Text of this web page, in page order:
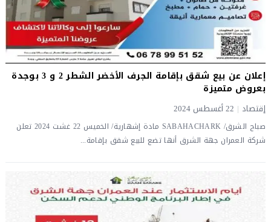
إعلان عن بيع شقق بإقامة الجرف الأخضر الشطر 2 و 3 بوجدة
بعروض متميزة
إقتصاد 22 أغسطس 2024
صباح الشرق/ SABAHACHARK مادة إشهارية/ الخميس 22 غشت 2024 تعلن
شركة العمران جهة الشرق أنها تضع للبيع شقق بإقامة...